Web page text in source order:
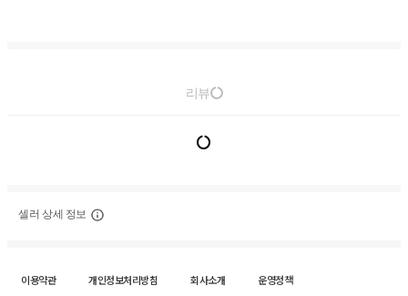
리뷰
셀러 상세 정보
이용약관 개인정보처리방침 회사소개
운영정책